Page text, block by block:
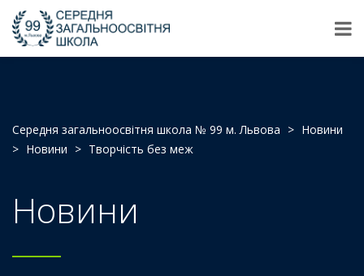
Середня загальноосвітня школа № 99 м. Львова > Новини
> Новини > Творчість без меж
Новини